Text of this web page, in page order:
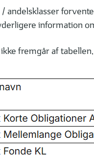
andelsklasser
information
fremgår af